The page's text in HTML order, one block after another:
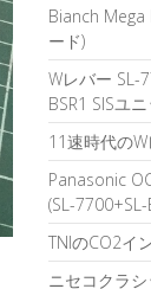
Bianch Mega
ード)
Wレバー SL-
BSR1 SISユ
11速時代の
Panasonic
(SL-7700+SL-
TNIのCO2イ
ニセコクラ